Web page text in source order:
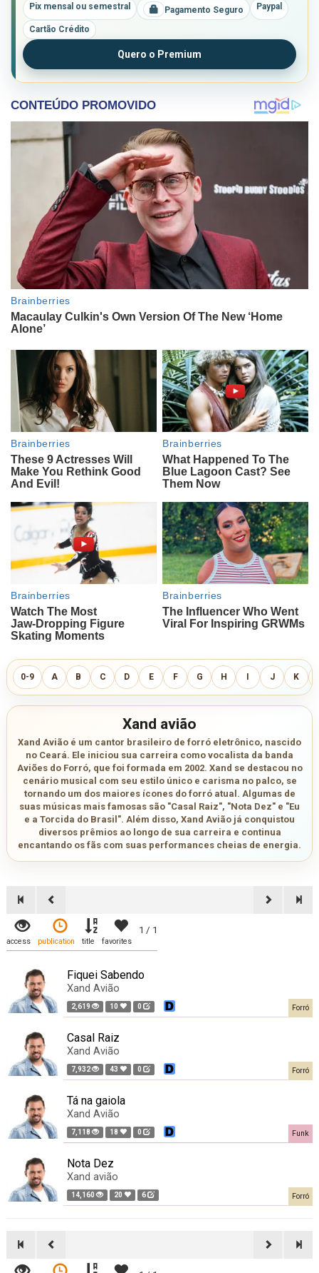
Pix mensal ou semestral Pagamento Seguro Paypal
Cartão Crédito
Quero o Premium
0-9 A B C D E F G H I J K
Xand avião
Xand Avião é um cantor brasileiro de forró eletrônico, nascido
no Ceará. Ele iniciou sua carreira como vocalista da banda
Aviões do Forró, que foi formada em 2002. Xand se destacou no
cenário musical com seu estilo único e carisma no palco, se
tornando um dos maiores ícones do forró atual. Algumas de
suas músicas mais famosas são "Casal Raiz", "Nota Dez" e "Eu
e a Torcida do Brasil". Além disso, Xand Avião já conquistou
diversos prêmios ao longo de sua carreira e continua
encantando os fãs com suas performances cheias de energia.
1 / 1
access publication title favorites
Fiquei Sabendo
Xand Avião
2,619 10 0 Forró
Casal Raiz
Xand Avião
7,932 43 0 Forró
Tá na gaiola
Xand Avião
7,118 18 0 Funk
Nota Dez
Xand avião
14,160 20 6 Forró